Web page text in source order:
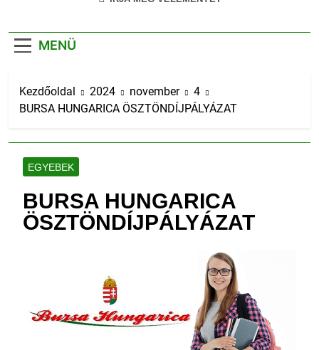
MENÜ
Kezdőoldal 2024 november
4
BURSA HUNGARICA ÖSZTÖNDÍJPÁLYÁZAT
EGYEBEK
BURSA HUNGARICA
ÖSZTÖNDÍJPÁLYÁZAT